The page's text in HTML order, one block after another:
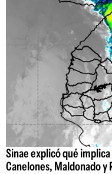
Sinae explicó qué
Canelones, Maldonado y